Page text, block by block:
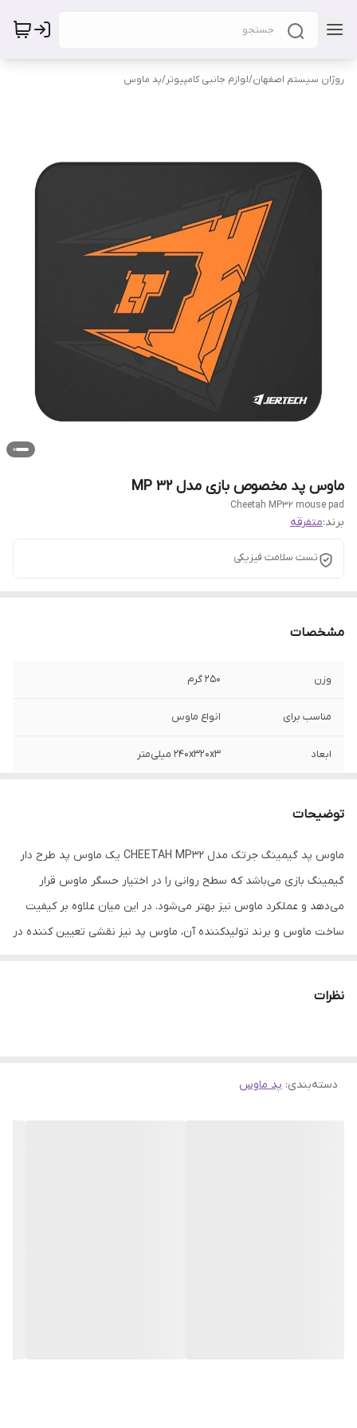
روژان سیستم اصفهان/لوازم جانبی کامپیوتر/پد ماوس
ماوس پد مخصوص بازی مدل MP 32
Cheetah MP32 mouse pad
برند:متفرقه
تست سلامت فیزیکی
مشخصات
وزن ۲۵۰ گرم
مناسب برای انواع ماوس
ابعاد ۲۴۰x۳۲۰x۳ میلی‌متر
توضیحات
ماوس پد گیمینگ جرتک مدل CHEETAH MP32 یک ماوس پد طرح دار
گیمینگ بازی می‌باشد که سطح روانی را در اختیار حسگر ماوس قرار
می‌دهد و عملکرد ماوس نیز بهتر می‌شود. در این میان علاوه بر کیفیت
ساخت ماوس‌ و برند تولیدکننده آن، ماوس پد نیز نقشی تعیین کننده در
نیز بهتر می‌شود.
نظرات
دسته‌بندی: پد ماوس